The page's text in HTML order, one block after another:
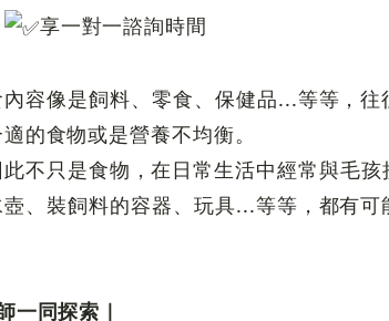
享一對一諮詢時間
容像是飼料、零食、保健品...等等，
的食物或是營養不均衡。
不只是食物，在日常生活中經常與毛
、裝飼料的容器、玩具...等等，都有
一同探索｜